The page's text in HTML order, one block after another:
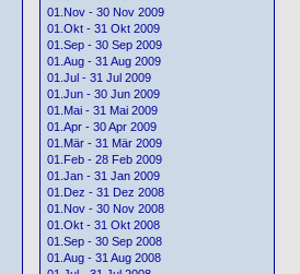
01.Nov - 30 Nov 2009
01.Okt - 31 Okt 2009
01.Sep - 30 Sep 2009
01.Aug - 31 Aug 2009
01.Jul - 31 Jul 2009
01.Jun - 30 Jun 2009
01.Mai - 31 Mai 2009
01.Apr - 30 Apr 2009
01.Mär - 31 Mär 2009
01.Feb - 28 Feb 2009
01.Jan - 31 Jan 2009
01.Dez - 31 Dez 2008
01.Nov - 30 Nov 2008
01.Okt - 31 Okt 2008
01.Sep - 30 Sep 2008
01.Aug - 31 Aug 2008